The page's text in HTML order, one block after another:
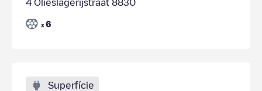
4 Olieslagerijstraat 8830
x 6
Superfície